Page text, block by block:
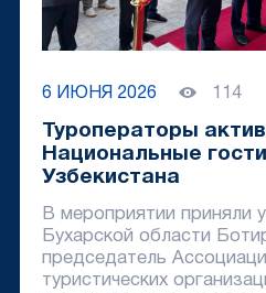
6 ИЮНЯ 2026 114
Туроператоры
Национальные
Узбекистана
В мероприятии приняли
Бухарской области
председатель
туристических